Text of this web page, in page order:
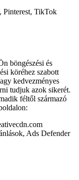
TikTok
böngészési és
köréhez szabott
kedvezményes
tudjuk azok sikerét.
féltől származó
Ads Defender